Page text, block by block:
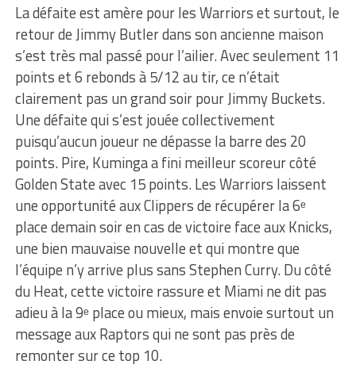
La défaite est amère pour les Warriors et surtout, le
retour de Jimmy Butler dans son ancienne maison
s’est très mal passé pour l’ailier. Avec seulement 11
points et 6 rebonds à 5/12 au tir, ce n’était
clairement pas un grand soir pour Jimmy Buckets.
Une défaite qui s’est jouée collectivement
puisqu’aucun joueur ne dépasse la barre des 20
points. Pire, Kuminga a fini meilleur scoreur côté
Golden State avec 15 points. Les Warriors laissent
une opportunité aux Clippers de récupérer la 6ᵉ
place demain soir en cas de victoire face aux Knicks,
une bien mauvaise nouvelle et qui montre que
l’équipe n’y arrive plus sans Stephen Curry. Du côté
du Heat, cette victoire rassure et Miami ne dit pas
adieu à la 9ᵉ place ou mieux, mais envoie surtout un
message aux Raptors qui ne sont pas près de
remonter sur ce top 10.